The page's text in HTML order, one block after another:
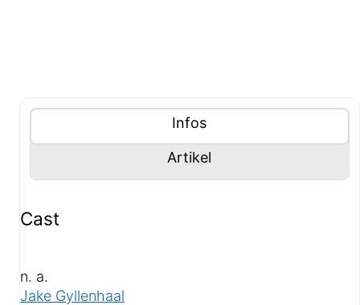
Inhalte (Tabliste)
Tablisten-Hilfe: Benutze die Tablisten-Controls
Tablisten-Controls Panel mit
Infosanzeigen
Panel mit
Artikel
Cast
n. a.
Jake Gyllenhaal